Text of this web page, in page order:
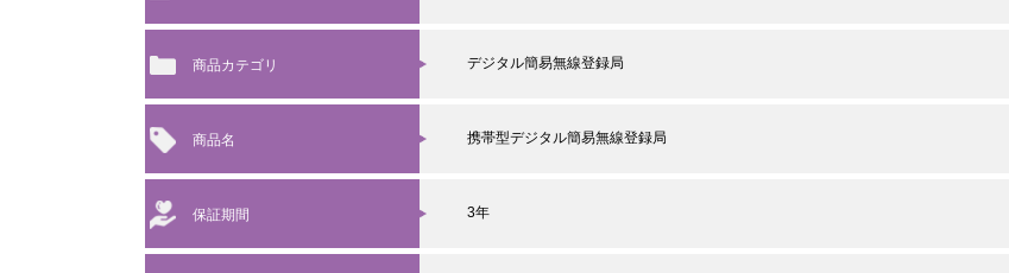
商品カテゴリ デジタル簡易無線登録局
商品名 携帯型デジタル簡易無線登録局
保証期間 3年